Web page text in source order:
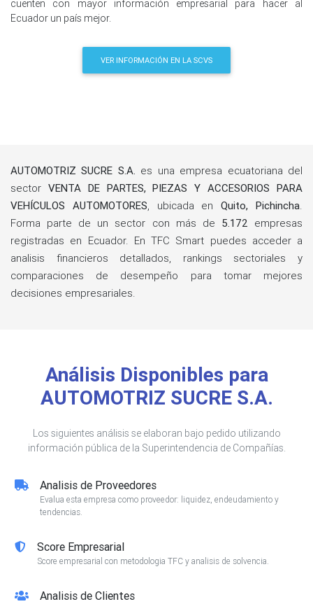
cuenten con mayor información empresarial para hacer al
Ecuador un país mejor.
VER INFORMACIÓN EN LA SCVS
AUTOMOTRIZ SUCRE S.A. es una empresa ecuatoriana del
sector VENTA DE PARTES, PIEZAS Y ACCESORIOS PARA
VEHÍCULOS AUTOMOTORES, ubicada enQuito, Pichincha.
Forma parte de un sector con más de 5.172 empresas
registradas en Ecuador. En TFC Smart puedes acceder a
analisis financieros detallados, rankings sectoriales y
comparaciones de desempeño para tomar mejores
decisiones empresariales.
Análisis Disponibles para
AUTOMOTRIZ SUCRE S.A.
Los siguientes análisis se elaboran bajo pedido utilizando
información pública de la Superintendencia de Compañías.
Analisis de Proveedores
Evalua esta empresa como proveedor: liquidez, endeudamiento y
tendencias.
Score Empresarial
Score empresarial con metodologia TFC y analisis de solvencia.
Analisis de Clientes